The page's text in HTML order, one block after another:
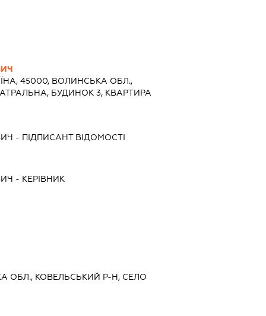
45000, ВОЛИНСЬКА ОБЛ.,
БУДИНОК 3, КВАРТИРА
- ПІДПИСАНТВІДОМОСТІ
- КЕРІВНИК
ОБЛ., КОВЕЛЬСЬКИЙ Р-Н, СЕЛО